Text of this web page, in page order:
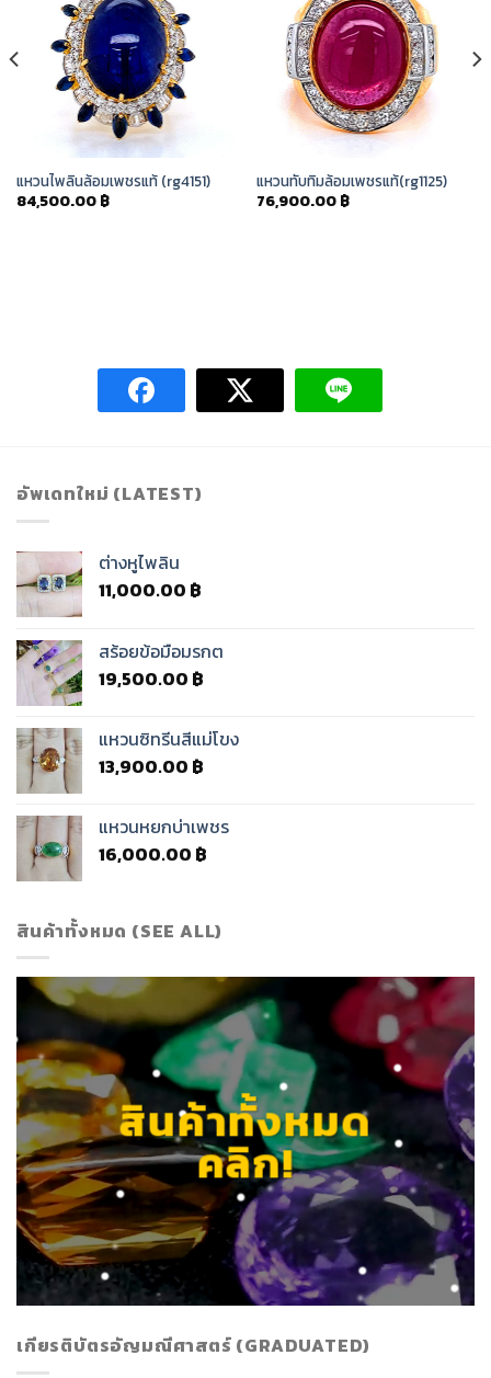
Wishlist
แหวนไพลินล้อมเพชรแท้ (rg4151)
84,500.00 ฿
Wishlist
แหวนทับทิมล้อมเพชรแท้(rg1125)
76,900.00 ฿
อัพเดทใหม่ (LATEST)
ต่างหูไพลิน
11,000.00 ฿
สร้อยข้อมือมรกต
19,500.00 ฿
แหวนซิทรีนสีแม่โขง
13,900.00 ฿
แหวนหยกบ่าเพชร
16,000.00 ฿
สินค้าทั้งหมด (SEE ALL)
สินค้าทั้งหมด
คลิก!
เกียรติบัตรอัญมณีศาสตร์ (GRADUATED)